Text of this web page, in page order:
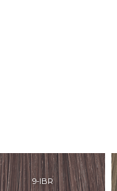
9-lBR